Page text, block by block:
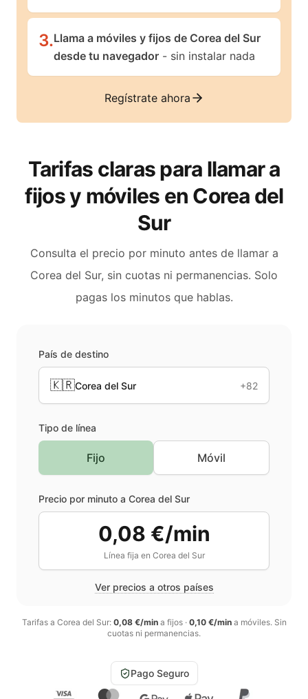
3.Llama a móviles y fijos de Corea del Sur
desde tu navegador - sin instalar nada
Regístrate ahora
Tarifas claras para llamar a
fijos y móviles en Corea del
Sur
Consulta el precio por minuto antes de llamar a
Corea del Sur, sin cuotas ni permanencias. Solo
pagas los minutos que hablas.
País de destino
🇰🇷Corea del Sur +82
Tipo de línea
Fijo Móvil
Precio por minuto a Corea del Sur
0,08 €/min
Línea fija en Corea del Sur
Ver precios a otros países
Tarifas a Corea del Sur: 0,08 €/mina fijos· 0,10 €/mina móviles. Sin
cuotas ni permanencias.
Pago Seguro